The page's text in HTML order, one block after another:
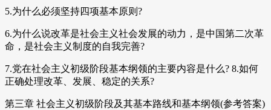
5.为什么必须坚持四项基本原则?
6.为什么说改革是社会主义社会发展的动力，是中国第二次革
命，是社会主义制度的自我完善?
7.党在社会主义初级阶段基本纲领的主要内容是什么? 8.如何
正确处理改革、发展、稳定的关系?
第三章 社会主义初级阶段及其基本路线和基本纲领(参考答案)